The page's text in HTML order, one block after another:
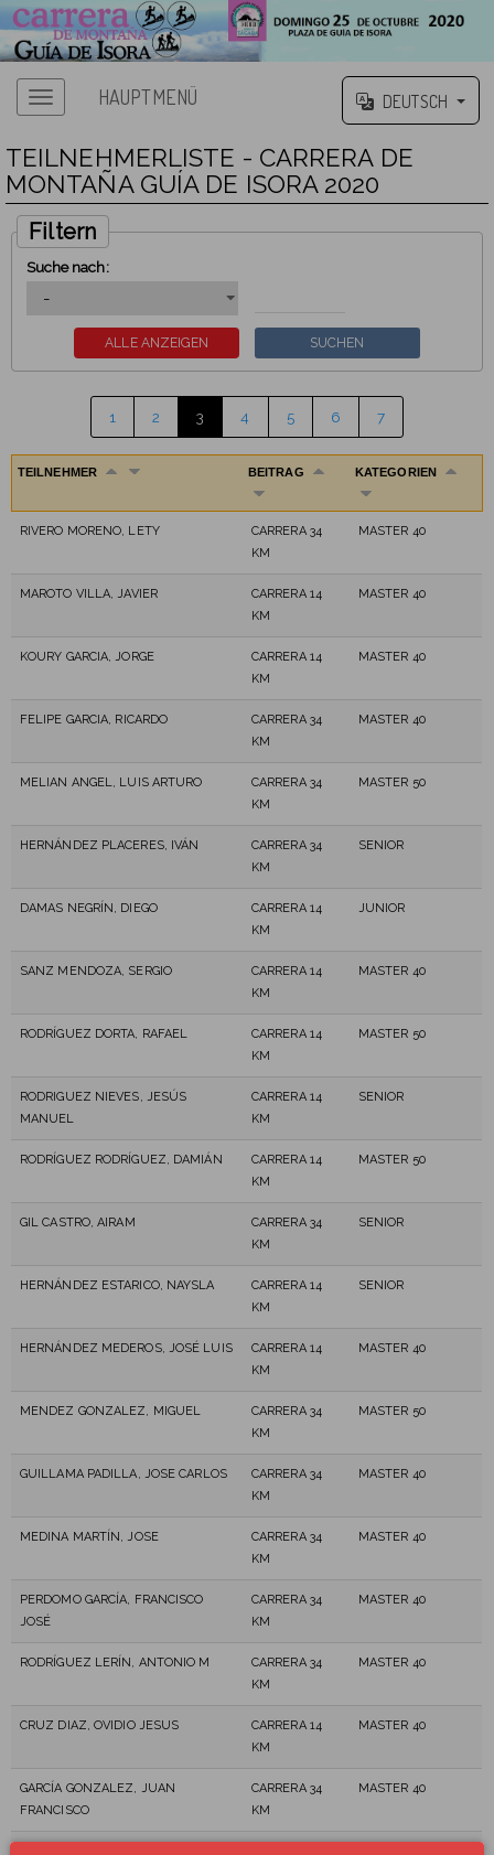
HAUPTMENÜ DEUTSCH
TEILNEHMERLISTE - CARRERA DE
MONTAÑA GUÍA DE ISORA 2020
Filtern
Suche nach:
1 2 3 4 5 6 7
TEILNEHMER BEITRAG KATEGORIEN
RIVERO MORENO, LETY
CARRERA 34
KM
MASTER 40
MAROTO VILLA, JAVIER
CARRERA 14
KM
MASTER 40
KOURY GARCIA, JORGE
CARRERA 14
KM
MASTER 40
FELIPE GARCIA, RICARDO
CARRERA 34
KM
MASTER 40
MELIAN ANGEL, LUIS ARTURO
CARRERA 34
KM
MASTER 50
HERNÁNDEZ PLACERES, IVÁN
CARRERA 34
KM
SENIOR
DAMAS NEGRÍN, DIEGO
CARRERA 14
KM
JUNIOR
SANZ MENDOZA, SERGIO
CARRERA 14
KM
MASTER 40
RODRÍGUEZ DORTA, RAFAEL
CARRERA 14
KM
MASTER 50
RODRIGUEZ NIEVES, JESÚS
MANUEL
CARRERA 14
KM
SENIOR
RODRÍGUEZ RODRÍGUEZ, DAMIÁN
CARRERA 14
KM
MASTER 50
GIL CASTRO, AIRAM
CARRERA 34
KM
SENIOR
HERNÁNDEZ ESTARICO, NAYSLA
CARRERA 14
KM
SENIOR
HERNÁNDEZ MEDEROS, JOSÉ LUIS
CARRERA 14
KM
MASTER 40
MENDEZ GONZALEZ, MIGUEL
CARRERA 34
KM
MASTER 50
GUILLAMA PADILLA, JOSE CARLOS
CARRERA 34
KM
MASTER 40
MEDINA MARTÍN, JOSE
CARRERA 34
KM
MASTER 40
PERDOMO GARCÍA, FRANCISCO
JOSÉ
CARRERA 34
KM
MASTER 40
RODRÍGUEZ LERÍN, ANTONIO M
CARRERA 34
KM
MASTER 40
CRUZ DIAZ, OVIDIO JESUS
CARRERA 14
KM
MASTER 40
GARCÍA GONZALEZ, JUAN
FRANCISCO
CARRERA 34
KM
MASTER 40